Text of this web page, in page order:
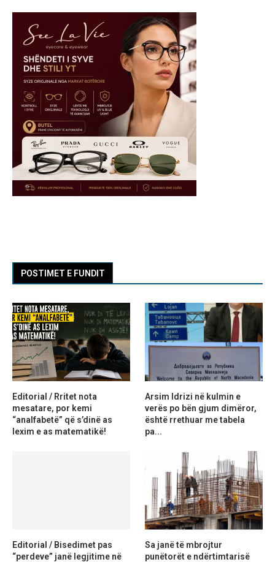
POSTIMET E FUNDIT
Editorial / Rritet nota
mesatare, por kemi
“analfabetë” që s’dinë as
lexim e as matematikë!
Arsim Idrizi në kulmin e
verës po bën gjum dimëror,
është rrethuar me tabela
pa...
Editorial / Bisedimet pas
“perdeve” janë legjitime në
Sa janë të mbrojtur
punëtorët e ndërtimtarisë